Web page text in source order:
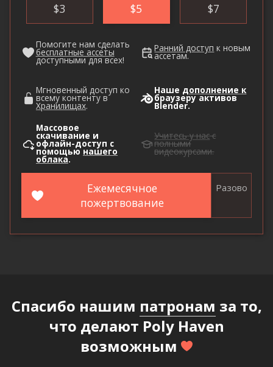
$3 $5 $7
Помогите нам сделать
бесплатные ассеты
доступными для всех!
Ранний доступ к новым
ассетам.
Мгновенный доступ ко
всему контенту в
Хранилищах.
Наше дополнение к
браузеру активов
Blender.
Массовое
скачивание и
офлайн-доступ с
помощью нашего
облака.
Учитесь у насс
полными
видеокурсами.
Ежемесячное
пожертвование
Разово
Спасибо нашим патронам за то,
что делают Poly Haven
возможным